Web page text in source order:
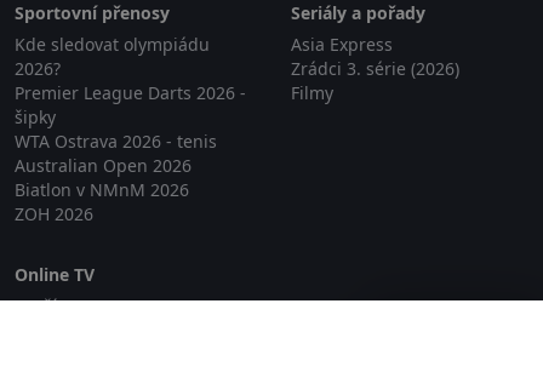
Sportovní přenosy
Kde sledovat olympiádu
2026?
Premier League Darts 2026 -
šipky
WTA Ostrava 2026 - tenis
Australian Open 2026
Biatlon v NMnM 2026
ZOH 2026
Seriály a pořady
Asia Express
Zrádci 3. série (2026)
Filmy
Online TV
Lepší.TV